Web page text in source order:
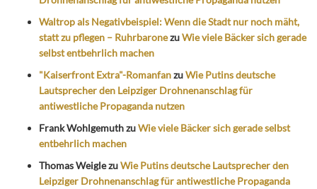
Waltrop als Negativbeispiel: Wenn die Stadt nur noch mäht,
statt zu pflegen – RuhrbaronezuWie viele Bäcker sich gerade
selbst entbehrlich machen
"Kaiserfront Extra"-RomanfanzuWie Putins deutsche
Lautsprecher den Leipziger Drohnenanschlag für
antiwestliche Propaganda nutzen
Frank WohlgemuthzuWie viele Bäcker sich gerade selbst
entbehrlich machen
Thomas WeiglezuWie Putins deutsche Lautsprecher den
Leipziger Drohnenanschlag für antiwestliche Propaganda